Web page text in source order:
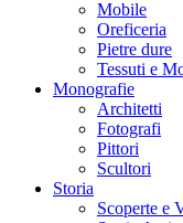
Mobile
Oreficeria
Pietre dure
Tessuti e
Monografie
Architetti
Fotografi
Pittori
Scultori
Storia
Scoperte e